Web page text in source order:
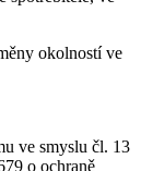
okolností ve
ve smyslu čl. 13
o ochraně